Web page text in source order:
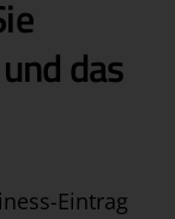
das
Eintrag